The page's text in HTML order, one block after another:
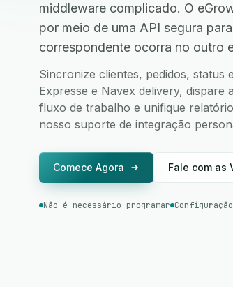
middleware complicado. O
por meio de uma API segura
correspondente ocorra no outro
Sincronize clientes, pedidos, status
Expresse e Navex delivery, dispare
fluxo de trabalho e unifique
nosso suporte de integração
Comece Agora Fale com as
Não é necessário programar